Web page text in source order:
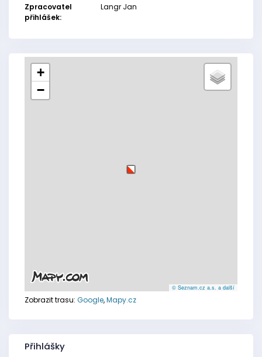
Zpracovatel
přihlášek:
Langr Jan
+
−
© Seznam.cz a.s. a další
Zobrazit trasu: Google,Mapy.cz
Přihlášky